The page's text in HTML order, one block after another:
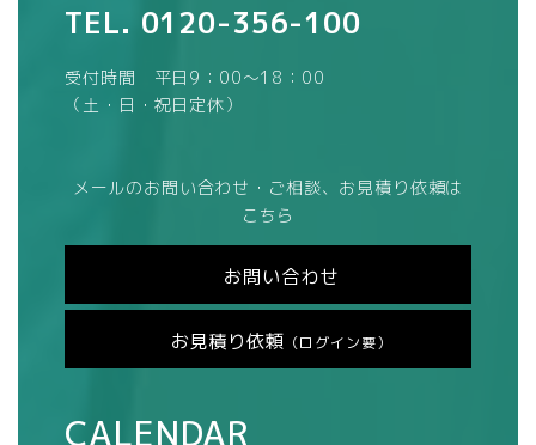
TEL. 0120-356-100
受付時間 平日9：00～18：00
（土・日・祝日定休）
メールのお問い合わせ・ご相談、お見積り依頼は
こちら
お問い合わせ
お見積り依頼 （ログイン要）
CALENDAR